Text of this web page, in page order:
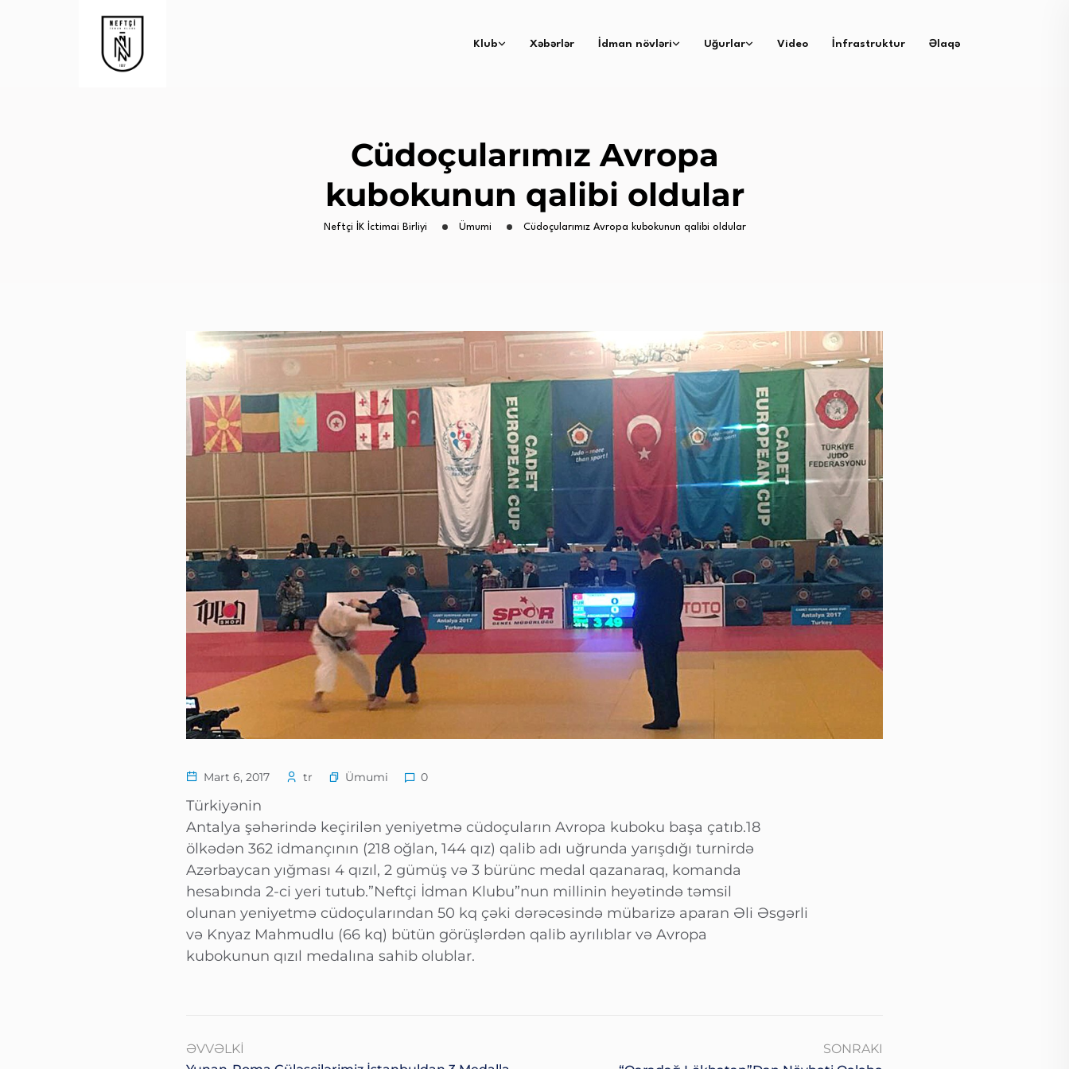
Klub Xəbərlər İdman növləri Uğurlar Video İnfrastruktur Əlaqə
Cüdoçularımız Avropa
kubokunun qalibi oldular
Neftçi İK İctimai Birliyi Ümumi Cüdoçularımız Avropa kubokunun qalibi oldular
Mart 6, 2017 tr Ümumi 0
Türkiyənin
Antalya şəhərində keçirilən yeniyetmə cüdoçuların Avropa kuboku başa çatıb.18
ölkədən 362 idmançının (218 oğlan, 144 qız) qalib adı uğrunda yarışdığı turnirdə
Azərbaycan yığması 4 qızıl, 2 gümüş və 3 bürünc medal qazanaraq, komanda
hesabında 2-ci yeri tutub.”Neftçi İdman Klubu”nun millinin heyətində təmsil
olunan yeniyetmə cüdoçularından 50 kq çəki dərəcəsində mübarizə aparan Əli Əsgərli
və Knyaz Mahmudlu (66 kq) bütün görüşlərdən qalib ayrılıblar və Avropa
kubokunun qızıl medalına sahib olublar.
ƏVVƏLKI
SONRAKI